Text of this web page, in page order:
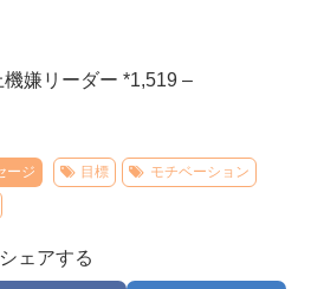
嫌リーダー *1,519 –
ージ 目標
モチベーション
シェアする